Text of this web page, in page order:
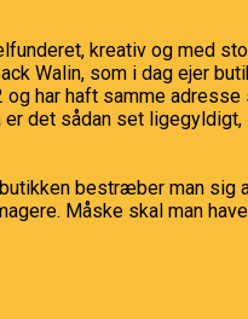
kreativ og med
Walin, som i dag ejer
har haft samme adresse
det sådan set
bestræber man sig
Måske skal man